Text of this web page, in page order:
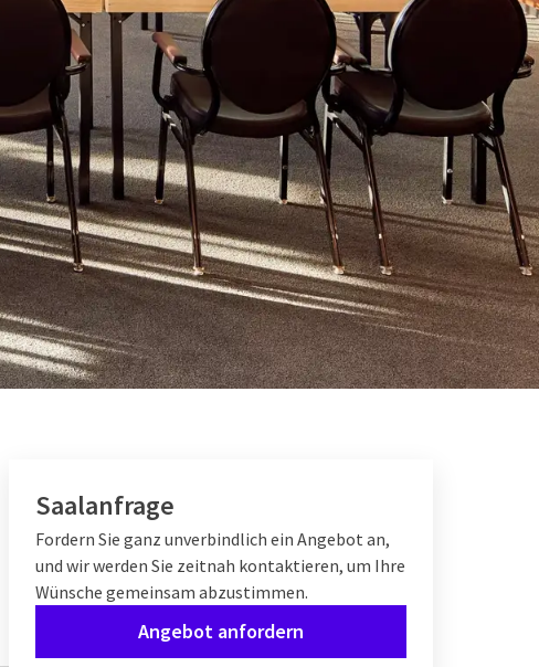
Saalanfrage
Fordern Sie ganz unverbindlich ein Angebot an,
und wir werden Sie zeitnah kontaktieren, um Ihre
Wünsche gemeinsam abzustimmen.
Angebot anfordern